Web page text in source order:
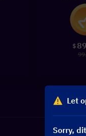
Let
Sorry,
$